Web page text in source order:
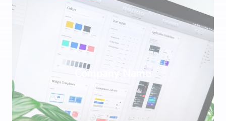
Company Name